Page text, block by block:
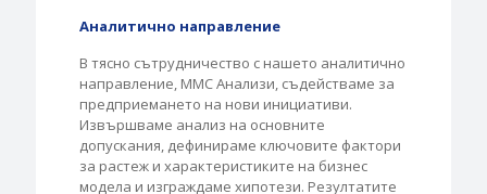
Aналитично направление
В тясно сътрудничество с нашето аналитично
направление, ММС Анализи, съдействаме за
предприемането на нови инициативи.
Извършваме анализ на основните
допускания, дефинираме ключовите фактори
за растеж и характеристиките на бизнес
модела и изграждаме хипотези. Резултатите